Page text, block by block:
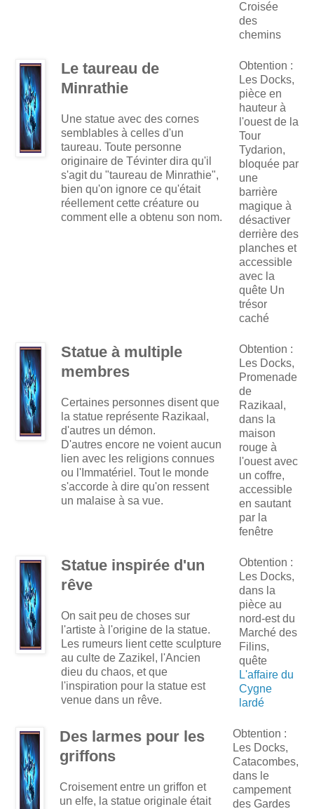
Croisée
des
chemins
Le taureau de
Minrathie
Une statue avec des cornes
semblables à celles d'un
taureau. Toute personne
originaire de Tévinter dira qu'il
s'agit du "taureau de Minrathie",
bien qu'on ignore ce qu'était
réellement cette créature ou
comment elle a obtenu son nom.
Obtention :
Les Docks,
pièce en
hauteur à
l'ouest de la
Tour
Tydarion,
bloquée par
une
barrière
magique à
désactiver
derrière des
planches et
accessible
avec la
quête Un
trésor
caché
Statue à multiple
membres
Certaines personnes disent que
la statue représente Razikaal,
d'autres un démon.
D'autres encore ne voient aucun
lien avec les religions connues
ou l'Immatériel. Tout le monde
s'accorde à dire qu'on ressent
un malaise à sa vue.
Obtention :
Les Docks,
Promenade
de
Razikaal,
dans la
maison
rouge à
l'ouest avec
un coffre,
accessible
en sautant
par la
fenêtre
Statue inspirée d'un
rêve
On sait peu de choses sur
l'artiste à l'origine de la statue.
Les rumeurs lient cette sculpture
au culte de Zazikel, l'Ancien
dieu du chaos, et que
l'inspiration pour la statue est
venue dans un rêve.
Obtention :
Les Docks,
dans la
pièce au
nord-est du
Marché des
Filins,
quête
L'affaire du
Cygne
lardé
Des larmes pour les
griffons
Croisement entre un griffon et
un elfe, la statue originale était
Obtention :
Les Docks,
Catacombes,
dans le
campement
des Gardes